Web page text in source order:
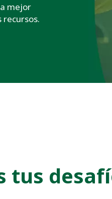
mejor
recursos.
tus